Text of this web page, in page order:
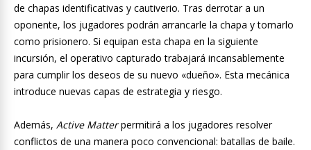
de chapas identificativas y cautiverio. Tras derrotar a un
oponente, los jugadores podrán arrancarle la chapa y tomarlo
como prisionero. Si equipan esta chapa en la siguiente
incursión, el operativo capturado trabajará incansablemente
para cumplir los deseos de su nuevo «dueño». Esta mecánica
introduce nuevas capas de estrategia y riesgo.
Además, Active Matterpermitirá a los jugadores resolver
conflictos de una manera poco convencional: batallas de baile.